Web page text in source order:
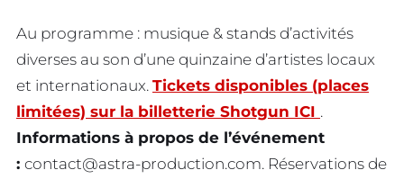
Au programme : musique & stands d’activités
diverses au son d’une quinzaine d’artistes locaux
et internationaux. Tickets disponibles (places
limitées) sur la billetterie Shotgun ICI .
Informations à propos de l’événement
: contact@astra-production.com. Réservations de